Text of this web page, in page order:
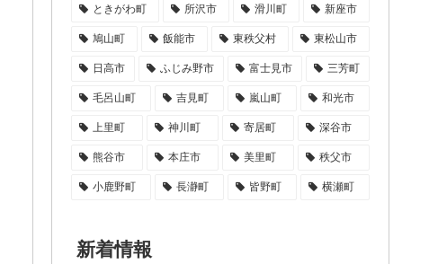
ときがわ町 所沢市 滑川町 新座市
鳩山町 飯能市 東秩父村 東松山市
日高市 ふじみ野市 富士見市 三芳町
毛呂山町 吉見町 嵐山町 和光市
上里町 神川町 寄居町 深谷市
熊谷市 本庄市 美里町 秩父市
小鹿野町 長瀞町 皆野町 横瀬町
新着情報